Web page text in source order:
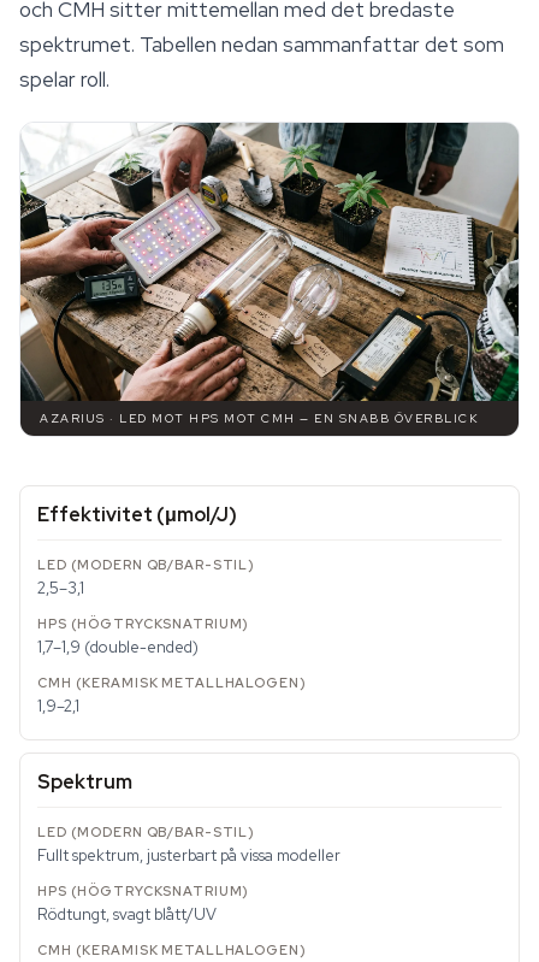
och CMH sitter mittemellan med det bredaste
spektrumet. Tabellen nedan sammanfattar det som
spelar roll.
AZARIUS · LED MOT HPS MOT CMH — EN SNABB ÖVERBLICK
Effektivitet (μmol/J)
2,5–3,1
1,7–1,9 (double-ended)
1,9–2,1
Spektrum
Fullt spektrum, justerbart på vissa modeller
Rödtungt, svagt blått/UV